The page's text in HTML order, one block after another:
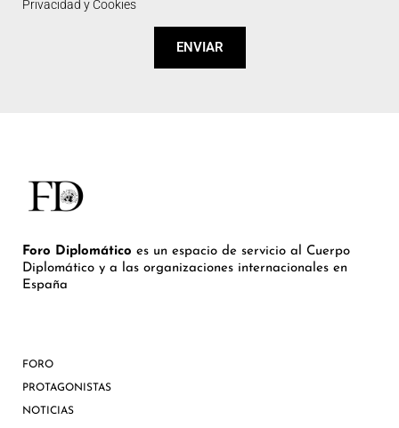
Privacidad y Cookies
ENVIAR
Foro Diplomático es un espacio de servicio al Cuerpo
Diplomático y a las organizaciones internacionales en
España
FORO
PROTAGONISTAS
NOTICIAS